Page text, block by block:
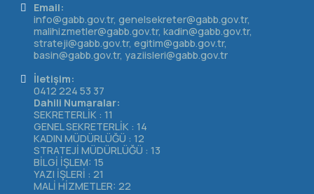
Email:
info@gabb.gov.tr, genelsekreter@gabb.gov.tr,
malihizmetler@gabb.gov.tr, kadin@gabb.gov.tr,
strateji@gabb.gov.tr, egitim@gabb.gov.tr,
basin@gabb.gov.tr, yaziisleri@gabb.gov.tr
İletişim:
0412 224 53 37
Dahili Numaralar:
SEKRETERLİK : 11
GENEL SEKRETERLİK : 14
KADIN MÜDÜRLÜĞÜ : 12
STRATEJİ MÜDÜRLÜĞÜ : 13
BİLGİ İŞLEM: 15
YAZI İŞLERİ : 21
MALİ HİZMETLER: 22